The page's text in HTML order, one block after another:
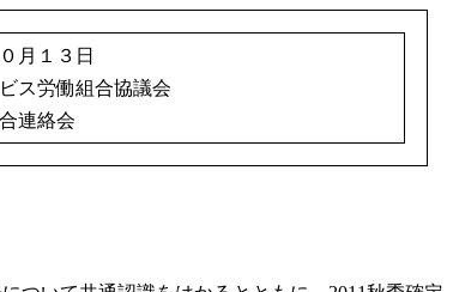
月１３日
ス労働組合協議会
連絡会